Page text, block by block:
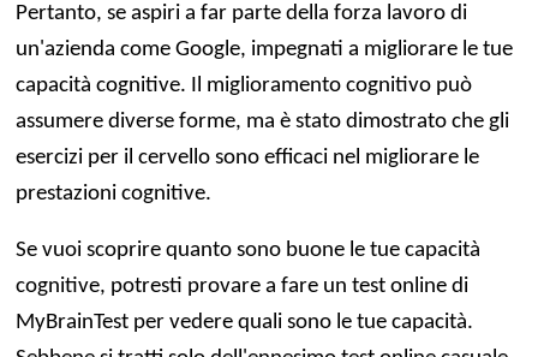
Pertanto, se aspiri a far parte della forza lavoro di
un'azienda come Google, impegnati a migliorare le tue
capacità cognitive. Il miglioramento cognitivo può
assumere diverse forme, ma è stato dimostrato che gli
esercizi per il cervello sono efficaci nel migliorare le
prestazioni cognitive.
Se vuoi scoprire quanto sono buone le tue capacità
cognitive, potresti provare a fare un test online di
MyBrainTest per vedere quali sono le tue capacità.